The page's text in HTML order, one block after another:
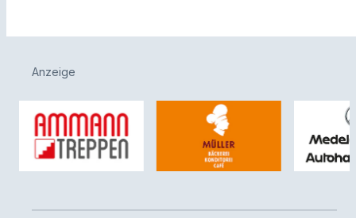
Anzeige